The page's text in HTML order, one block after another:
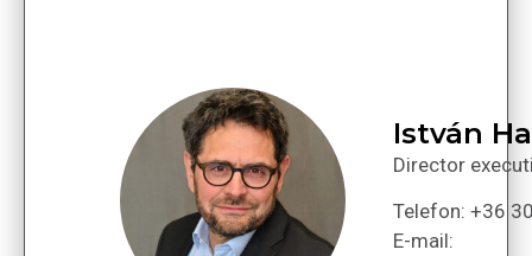
István
Director
Telefon: +36
E-mail: